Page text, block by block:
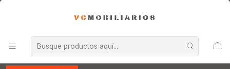
Muebles vanitorio aereo - simple
Mueble vanitorios aereo - simple de cuarzo
Mueble Vanitorio aereo simple de 160 cm M2-1603 / Titanio